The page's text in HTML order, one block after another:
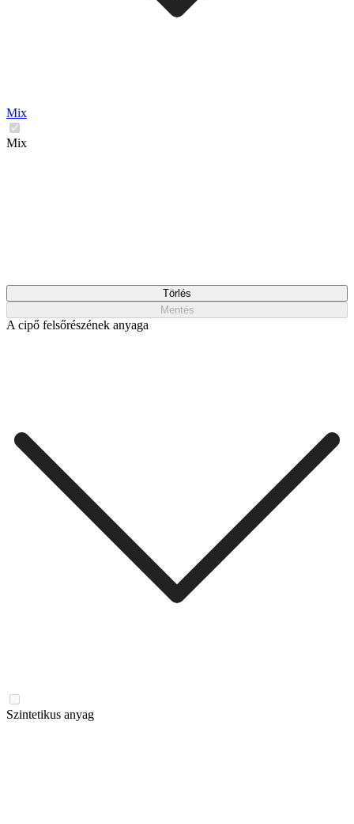
Mix
Mix
Törlés
Mentés
A cipő felsőrészének anyaga
Szintetikus anyag